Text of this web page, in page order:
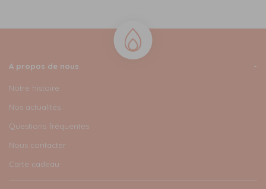
A propos de nous
Notre histoire
Nos actualités
Questions fréquentes
Nous contacter
Carte cadeau